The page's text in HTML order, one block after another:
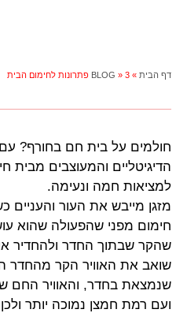
דף הבית »
BLOG » 3 פתרונות לחימום הבית
חולמים על בית חם בחורף?
הדיגיטליים והמעוצבים מבית
למציאות חמה ונעימה.
מזגן מייבש את העור
חימום מפני שהפעולה שהוא
שהקר שבתוך החדר ולהחדיר
שואב את האוויר הקר מהחדר
שנמצאת בחדר, והאוויר החם
ועם רמת חמצן נמוכה יותר